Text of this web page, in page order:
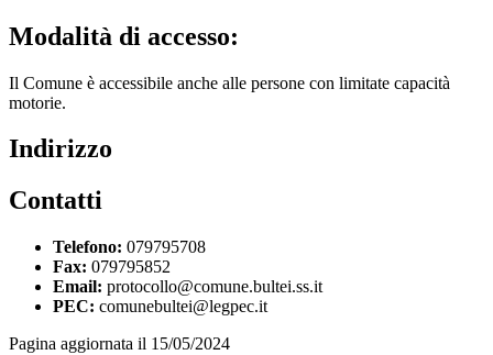
Modalità di accesso:
Il Comune è accessibile anche alle persone con limitate capacità
motorie.
Indirizzo
Contatti
Telefono: 079795708
Fax: 079795852
Email: protocollo@comune.bultei.ss.it
PEC: comunebultei@legpec.it
Pagina aggiornata il 15/05/2024